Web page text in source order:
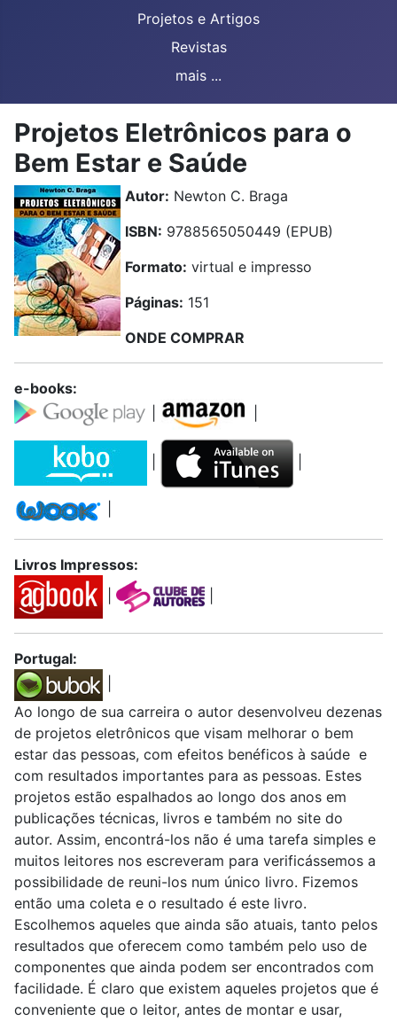
Projetos e Artigos
Revistas
mais ...
Projetos Eletrônicos para o
Bem Estar e Saúde
Autor: Newton C. Braga
ISBN: 9788565050449 (EPUB)
Formato: virtual e impresso
Páginas: 151
ONDE COMPRAR
e-books:
Livros Impressos:
Portugal:
Ao longo de sua carreira o autor desenvolveu dezenas
de projetos eletrônicos que visam melhorar o bem
estar das pessoas, com efeitos benéficos à saúde e
com resultados importantes para as pessoas. Estes
projetos estão espalhados ao longo dos anos em
publicações técnicas, livros e também no site do
autor. Assim, encontrá-los não é uma tarefa simples e
muitos leitores nos escreveram para verificássemos a
possibilidade de reuni-los num único livro. Fizemos
então uma coleta e o resultado é este livro.
Escolhemos aqueles que ainda são atuais, tanto pelos
resultados que oferecem como também pelo uso de
componentes que ainda podem ser encontrados com
facilidade. É claro que existem aqueles projetos que é
conveniente que o leitor, antes de montar e usar,